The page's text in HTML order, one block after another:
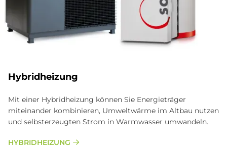
Hybridheizung
Mit einer Hybridheizung können Sie Energieträger
miteinander kombinieren, Umweltwärme im Altbau nutzen
und selbsterzeugten Strom in Warmwasser umwandeln.
HYBRIDHEIZUNG